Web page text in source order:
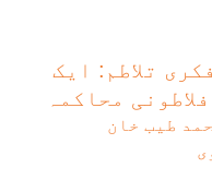
تلاطم: ایک
محاکمہ
طیب خان